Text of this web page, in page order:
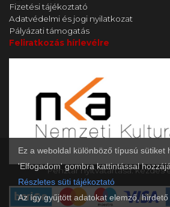
Ez a weboldal különböző típusú sütiket
'Elfogadom' gombra kattintással
Részletes süti tájékoztató
Az így gyűjtött adatokat elemző,
Fizetési tájékoztató
Adatvédelmi és jogi nyilatkozat
Pályázati támogatás
Feliratkozás hírlevélre
Pénztár nyitvatartása: kezdés